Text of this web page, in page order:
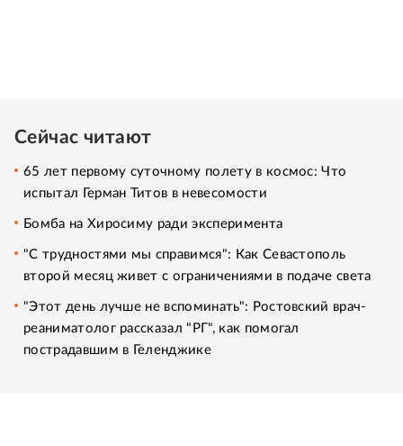
Сейчас читают
65 лет первому суточному полету в космос: Что
испытал Герман Титов в невесомости
Бомба на Хиросиму ради эксперимента
"С трудностями мы справимся": Как Севастополь
второй месяц живет с ограничениями в подаче света
"Этот день лучше не вспоминать": Ростовский врач-
реаниматолог рассказал "РГ", как помогал
пострадавшим в Геленджике